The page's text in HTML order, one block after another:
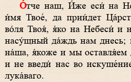
О́тче наш, И́же еси́ на Небесе́х, да святи́тся
и́мя Твое́, да прии́дет
во́ля Твоя́, я́ко на Небеси́ и
насу́щный да́ждь нам днесь;
на́ша, я́коже и мы
и не введи́ нас во
лука́ваго.